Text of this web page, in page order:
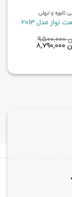
تابوره و ترولی
نواز مدل 2013
۹,۵۰۰,۰۰۰
۸,۷۹۰,۰۰۰ قیمت